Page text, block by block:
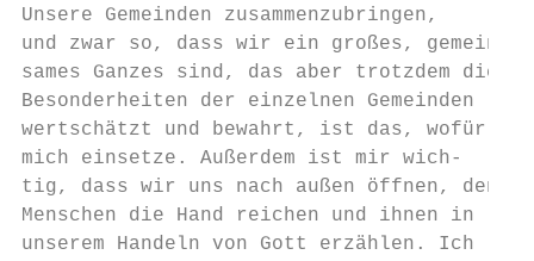
Unsere Gemeinden
und zwar so, dass wir ein großes, gemein-
sames Ganzes sind, das aber trotzdem
Besonderheiten der einzelnen Gemeinden
wertschätzt und bewahrt, ist das, wofür
mich einsetze. Außerdem ist mir wich-
tig, dass wir uns nach außen öffnen, den
Menschen die Hand reichen und ihnen in
unserem Handeln von Gott erzählen. Ich